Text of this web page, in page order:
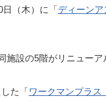
日（木）に「ディーン
施設の5階がリニュー
た「ワークマンプラス